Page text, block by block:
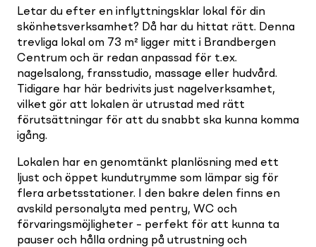
Letar du efter en inflyttningsklar lokal för din
skönhetsverksamhet? Då har du hittat rätt. Denna
trevliga lokal om 73 m² ligger mitt i Brandbergen
Centrum och är redan anpassad för t.ex.
nagelsalong, fransstudio, massage eller hudvård.
Tidigare har här bedrivits just nagelverksamhet,
vilket gör att lokalen är utrustad med rätt
förutsättningar för att du snabbt ska kunna komma
igång.
Lokalen har en genomtänkt planlösning med ett
ljust och öppet kundutrymme som lämpar sig för
flera arbetsstationer. I den bakre delen finns en
avskild personalyta med pentry, WC och
förvaringsmöjligheter – perfekt för att kunna ta
pauser och hålla ordning på utrustning och